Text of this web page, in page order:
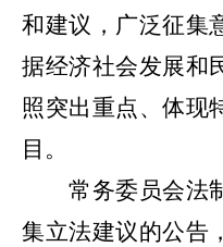
和建议，广泛征集
据经济社会发展和
照突出重点、体现
目。
常务委员会法
集立法建议的公告